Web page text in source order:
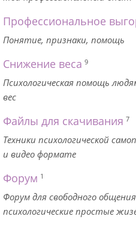
Профессиональное
Понятие, признаки, помощь
Снижение веса 9
Психологическая помощь
вес
Файлы для скачивания 7
Техники психологической
и видео формате
Форум 1
Форум для свободного
психологические простые